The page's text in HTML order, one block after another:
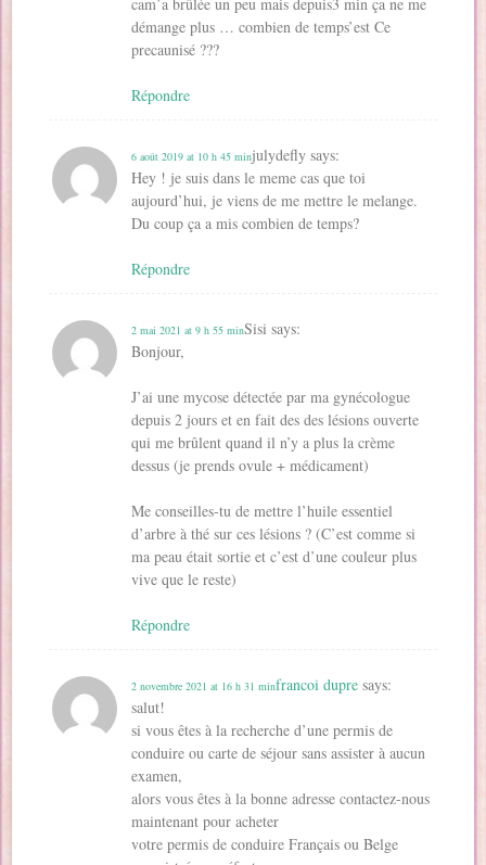
démange plus … combien de temps’est Ce
precaunisé ???
Répondre
julydefly says:
6 août 2019 at 10 h 45 min
Hey ! je suis dans le meme cas que toi
aujourd’hui, je viens de me mettre le melange.
Du coup ça a mis combien de temps?
Répondre
Sisi says:
2 mai 2021 at 9 h 55 min
Bonjour,
J’ai une mycose détectée par ma gynécologue
depuis 2 jours et en fait des des lésions ouverte
qui me brûlent quand il n’y a plus la crème
dessus (je prends ovule + médicament)
Me conseilles-tu de mettre l’huile essentiel
d’arbre à thé sur ces lésions ? (C’est comme si
ma peau était sortie et c’est d’une couleur plus
vive que le reste)
Répondre
francoi dupre says:
2 novembre 2021 at 16 h 31 min
salut!
si vous êtes à la recherche d’une permis de
conduire ou carte de séjour sans assister à aucun
examen,
alors vous êtes à la bonne adresse contactez-nous
maintenant pour acheter
votre permis de conduire Français ou Belge